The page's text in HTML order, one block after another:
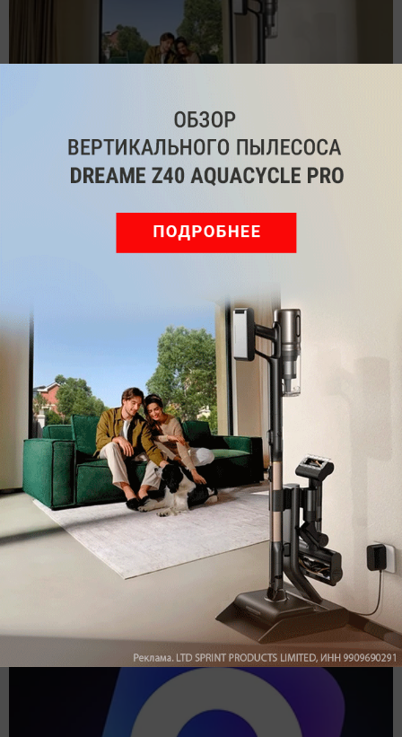
Обзор вертикального пылесоса Dreame Z40 AquaCycle
Pro: гибкий подход к уборке
Подпишись на наш канал в мессенджере МАХ